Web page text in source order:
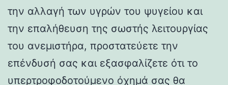
την αλλαγή των υγρών του ψυγείου και
την επαλήθευση της σωστής λειτουργίας
του ανεμιστήρα, προστατεύετε την
επένδυσή σας και εξασφαλίζετε ότι το
υπερτροφοδοτούμενο όχημά σας θα